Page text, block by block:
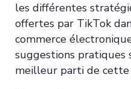
les différentes
offertes par TikTok
commerce
suggestions pratiques
meilleur parti de